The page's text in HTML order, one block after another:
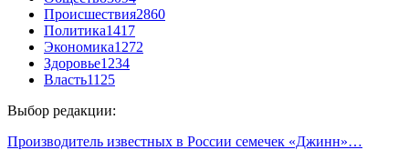
Происшествия2860
Политика1417
Экономика1272
Здоровье1234
Власть1125
Выбор редакции:
Производитель известных в России семечек «Джинн»…